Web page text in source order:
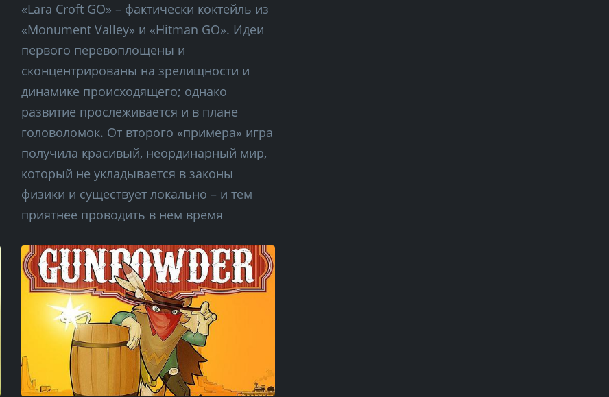
«Lara Croft GO» – фактически коктейль из
«Monument Valley» и «Hitman GO». Идеи
первого перевоплощены и
сконцентрированы на зрелищности и
динамике происходящего; однако
развитие прослеживается и в плане
головоломок. От второго «примера» игра
получила красивый, неординарный мир,
который не укладывается в законы
физики и существует локально – и тем
приятнее проводить в нем время